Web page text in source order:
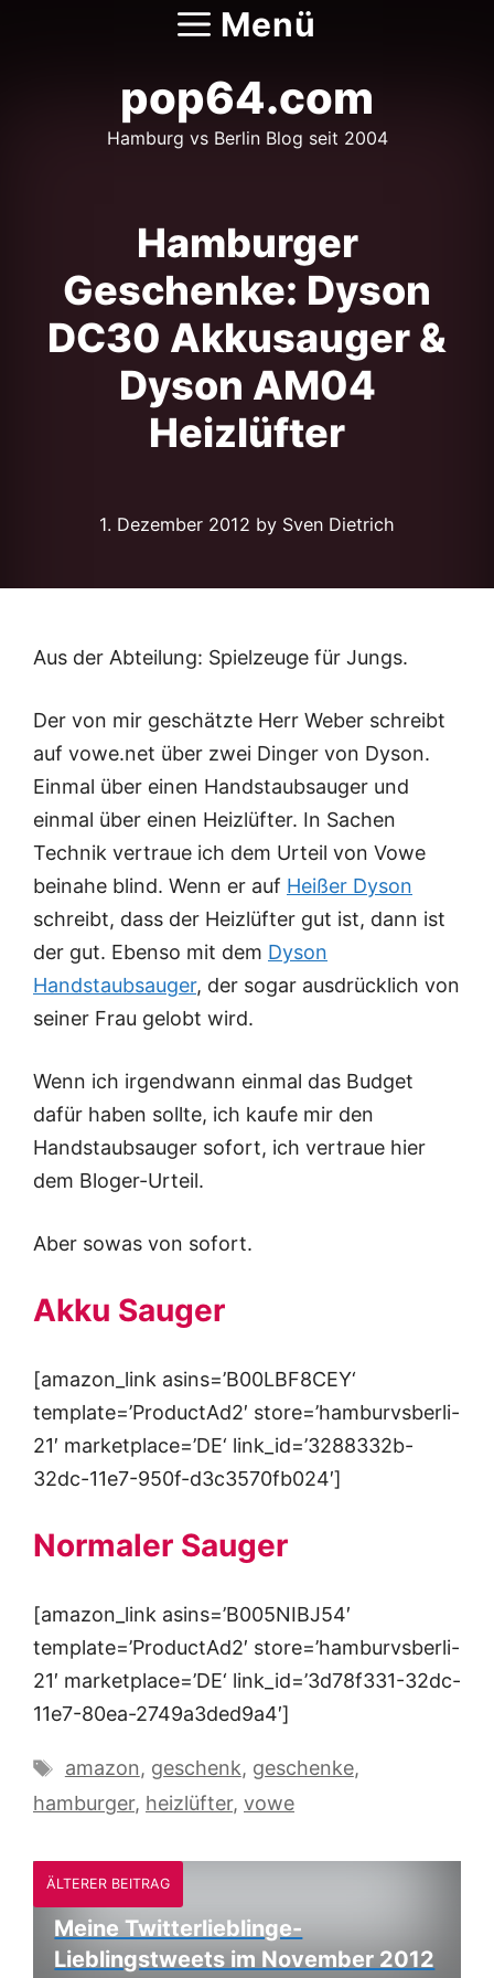
Menü
pop64.com
Hamburg vs Berlin Blog seit 2004
Hamburger
Geschenke: Dyson
DC30 Akkusauger &
Dyson AM04
Heizlüfter
1. Dezember 2012 by Sven Dietrich
Aus der Abteilung: Spielzeuge für Jungs.
Der von mir geschätzte Herr Weber schreibt
auf vowe.net über zwei Dinger von Dyson.
Einmal über einen Handstaubsauger und
einmal über einen Heizlüfter. In Sachen
Technik vertraue ich dem Urteil von Vowe
beinahe blind. Wenn er auf Heißer Dyson
schreibt, dass der Heizlüfter gut ist, dann ist
der gut. Ebenso mit dem Dyson
Handstaubsauger, der sogar ausdrücklich von
seiner Frau gelobt wird.
Wenn ich irgendwann einmal das Budget
dafür haben sollte, ich kaufe mir den
Handstaubsauger sofort, ich vertraue hier
dem Bloger-Urteil.
Aber sowas von sofort.
Akku Sauger
[amazon_link asins=’B00LBF8CEY‘
template=’ProductAd2′ store=’hamburvsberli-
21′ marketplace=’DE‘ link_id=’3288332b-
32dc-11e7-950f-d3c3570fb024′]
Normaler Sauger
[amazon_link asins=’B005NIBJ54′
template=’ProductAd2′ store=’hamburvsberli-
21′ marketplace=’DE‘ link_id=’3d78f331-32dc-
11e7-80ea-2749a3ded9a4′]
Schlagwörter
amazon, geschenk, geschenke,
hamburger, heizlüfter, vowe
ÄLTERER BEITRAG
Meine Twitterlieblinge-
Lieblingstweets im November 2012